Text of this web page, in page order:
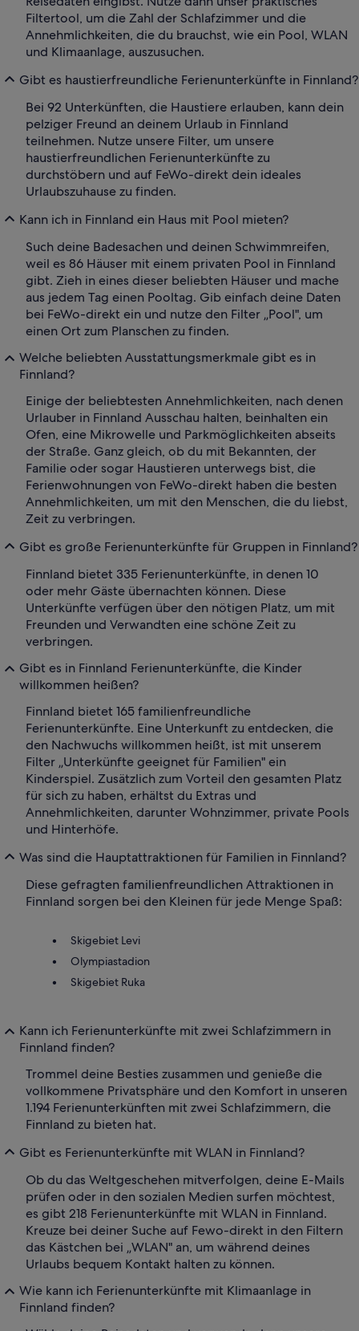
Filtertool, um die Zahl der Schlafzimmer und die
Annehmlichkeiten, die du brauchst, wie ein Pool, WLAN
und Klimaanlage, auszusuchen.
Gibt es haustierfreundliche Ferienunterkünfte in Finnland?
Bei 92 Unterkünften, die Haustiere erlauben, kann dein
pelziger Freund an deinem Urlaub in Finnland
teilnehmen. Nutze unsere Filter, um unsere
haustierfreundlichen Ferienunterkünfte zu
durchstöbern und auf FeWo-direkt dein ideales
Urlaubszuhause zu finden.
Kann ich in Finnland ein Haus mit Pool mieten?
Such deine Badesachen und deinen Schwimmreifen,
weil es 86 Häuser mit einem privaten Pool in Finnland
gibt. Zieh in eines dieser beliebten Häuser und mache
aus jedem Tag einen Pooltag. Gib einfach deine Daten
bei FeWo-direkt ein und nutze den Filter „Pool", um
einen Ort zum Planschen zu finden.
Welche beliebten Ausstattungsmerkmale gibt es in
Finnland?
Einige der beliebtesten Annehmlichkeiten, nach denen
Urlauber in Finnland Ausschau halten, beinhalten ein
Ofen, eine Mikrowelle und Parkmöglichkeiten abseits
der Straße. Ganz gleich, ob du mit Bekannten, der
Familie oder sogar Haustieren unterwegs bist, die
Ferienwohnungen von FeWo-direkt haben die besten
Annehmlichkeiten, um mit den Menschen, die du liebst,
Zeit zu verbringen.
Gibt es große Ferienunterkünfte für Gruppen in Finnland?
Finnland bietet 335 Ferienunterkünfte, in denen 10
oder mehr Gäste übernachten können. Diese
Unterkünfte verfügen über den nötigen Platz, um mit
Freunden und Verwandten eine schöne Zeit zu
verbringen.
Gibt es in Finnland Ferienunterkünfte, die Kinder
willkommen heißen?
Finnland bietet 165 familienfreundliche
Ferienunterkünfte. Eine Unterkunft zu entdecken, die
den Nachwuchs willkommen heißt, ist mit unserem
Filter „Unterkünfte geeignet für Familien" ein
Kinderspiel. Zusätzlich zum Vorteil den gesamten Platz
für sich zu haben, erhältst du Extras und
Annehmlichkeiten, darunter Wohnzimmer, private Pools
und Hinterhöfe.
Was sind die Hauptattraktionen für Familien in Finnland?
Diese gefragten familienfreundlichen Attraktionen in
Finnland sorgen bei den Kleinen für jede Menge Spaß:
Skigebiet Levi
Olympiastadion
Skigebiet Ruka
Kann ich Ferienunterkünfte mit zwei Schlafzimmern in
Finnland finden?
Trommel deine Besties zusammen und genieße die
vollkommene Privatsphäre und den Komfort in unseren
1.194 Ferienunterkünften mit zwei Schlafzimmern, die
Finnland zu bieten hat.
Gibt es Ferienunterkünfte mit WLAN in Finnland?
Ob du das Weltgeschehen mitverfolgen, deine E-Mails
prüfen oder in den sozialen Medien surfen möchtest,
es gibt 218 Ferienunterkünfte mit WLAN in Finnland.
Kreuze bei deiner Suche auf Fewo-direkt in den Filtern
das Kästchen bei „WLAN" an, um während deines
Urlaubs bequem Kontakt halten zu können.
Wie kann ich Ferienunterkünfte mit Klimaanlage in
Finnland finden?